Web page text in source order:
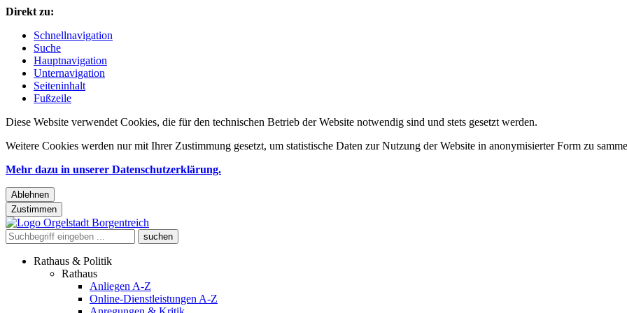
Direkt zu:
Schnellnavigation
Suche
Hauptnavigation
Unternavigation
Seiteninhalt
Fußzeile
Diese Website verwendet Cookies, die für den technischen Betrieb der Website notwendig sind und stets gesetzt werden.
Weitere Cookies werden nur mit Ihrer Zustimmung gesetzt, um statistische Daten zur Nutzung der Website in anonymisierter Form zu
Mehr dazu in unserer Datenschutzerklärung.
Ablehnen
Zustimmen
Rathaus & Politik
Rathaus
Anliegen A-Z
Online-Dienstleistungen A-Z